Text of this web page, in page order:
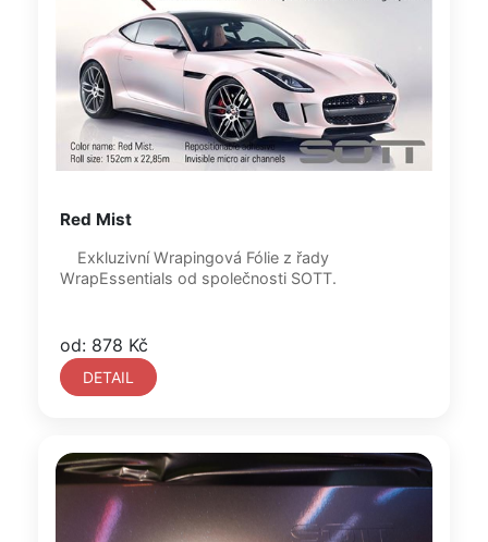
Red Mist
WrapEssentials od společnosti SOTT.
od: 878 Kč
DETAIL